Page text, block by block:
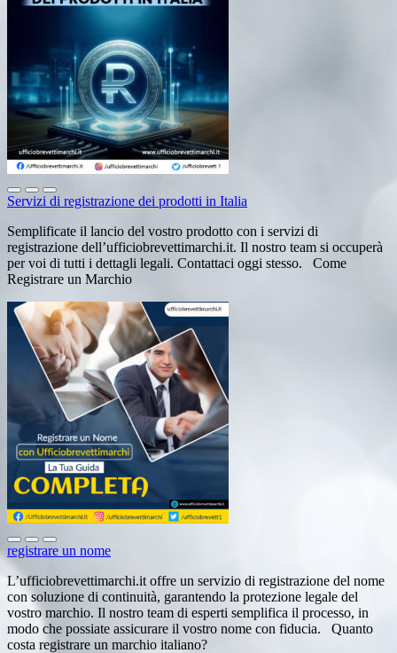
Servizi di registrazione dei prodotti in Italia
Semplificate il lancio del vostro prodotto con i servizi di
registrazione dell’ufficiobrevettimarchi.it. Il nostro team si occuperà
per voi di tutti i dettagli legali. Contattaci oggi stesso. Come
Registrare un Marchio
registrare un nome
L’ufficiobrevettimarchi.it offre un servizio di registrazione del nome
con soluzione di continuità, garantendo la protezione legale del
vostro marchio. Il nostro team di esperti semplifica il processo, in
modo che possiate assicurare il vostro nome con fiducia. Quanto
costa registrare un marchio italiano?